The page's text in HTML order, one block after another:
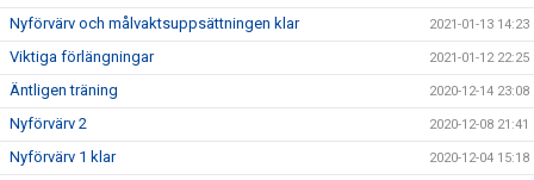
Nyförvärv och målvaktsuppsättningen klar 2021-01-13 14:23
Viktiga förlängningar 2021-01-12 22:25
Äntligen träning 2020-12-14 23:08
Nyförvärv 2 2020-12-08 21:41
Nyförvärv 1 klar 2020-12-04 15:18